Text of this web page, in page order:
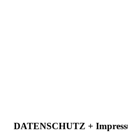
DATENSCHUTZ +